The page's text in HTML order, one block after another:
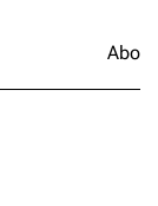
Abo